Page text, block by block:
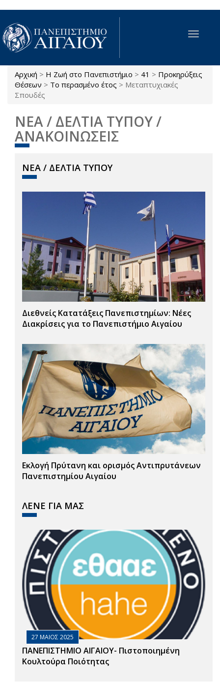
Παράκαμψη προς το κυρίως περιεχόμενο
Toggle
Είστε εδώ
Αρχική > Η Ζωή στο Πανεπιστήμιο > 41 > Προκηρύξεις
Θέσεων > Το περασμένο έτος > Μεταπτυχιακές
Σπουδές
ΝΕΑ / ΔΕΛΤΙΑ ΤΥΠΟΥ /
ΑΝΑΚΟΙΝΩΣΕΙΣ
ΝΕΑ / ΔΕΛΤΙΑ ΤΥΠΟΥ
Διεθνείς Κατατάξεις Πανεπιστημίων: Νέες
Διακρίσεις για το Πανεπιστήμιο Αιγαίου
Εκλογή Πρύτανη και ορισμός Αντιπρυτάνεων
Πανεπιστημίου Αιγαίου
ΛΕΝΕ ΓΙΑ ΜΑΣ
27 ΜΑΙΟΣ 2025
ΠΑΝΕΠΙΣΤΗΜΙΟ ΑΙΓΑΙΟΥ- Πιστοποιημένη
Κουλτούρα Ποιότητας